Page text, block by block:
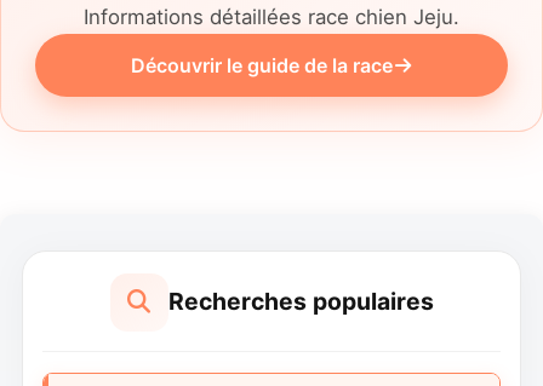
Informations détaillées race chien Jeju.
Découvrir le guide de la race
Recherches populaires